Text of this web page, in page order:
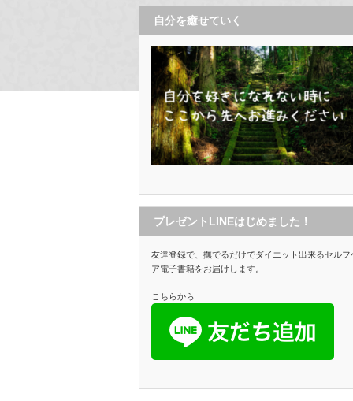
自分を癒せていく
プレゼントLINEはじめました！
友達登録で、撫でるだけでダイエット出来るセルフ
ア電子書籍をお届けします。
こちらから